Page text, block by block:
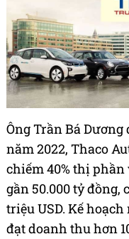
Ông Trần Bá
năm 2022, Thaco
chiếm 40% thị
gần 50.000 tỷ đồng,
triệu USD. Kế
đạt doanh thu hơn